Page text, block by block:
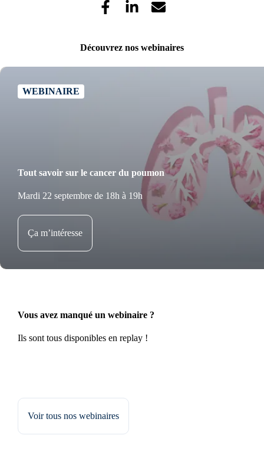
Découvrez nos webinaires
WEBINAIRE
Tout savoir sur le cancer du poumon
Mardi 22 septembre de 18h à 19h
Ça m’intéresse
Vous avez manqué un webinaire ?
Ils sont tous disponibles en replay !
Voir tous nos webinaires